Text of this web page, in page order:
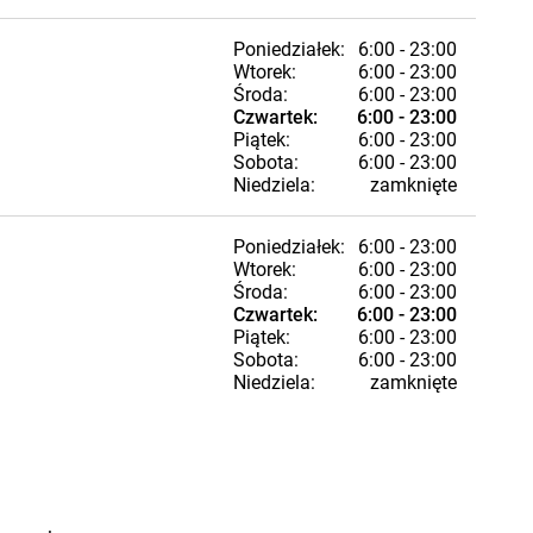
Poniedziałek:
6:00 - 23:00
Wtorek:
6:00 - 23:00
Środa:
6:00 - 23:00
Czwartek:
6:00 - 23:00
Piątek:
6:00 - 23:00
Sobota:
6:00 - 23:00
Niedziela:
zamknięte
Poniedziałek:
6:00 - 23:00
Wtorek:
6:00 - 23:00
Środa:
6:00 - 23:00
Czwartek:
6:00 - 23:00
Piątek:
6:00 - 23:00
Sobota:
6:00 - 23:00
Niedziela:
zamknięte